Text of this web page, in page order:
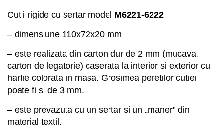
Cutii rigide cu sertar model M6221-6222
– dimensiune 110x72x20 mm
– este realizata din carton dur de 2 mm (mucava,
carton de legatorie) caserata la interior si exterior cu
hartie colorata in masa. Grosimea peretilor cutiei
poate fi si de 3 mm.
– este prevazuta cu un sertar si un „maner” din
material textil.